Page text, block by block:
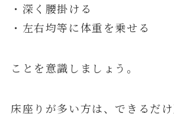
・深く腰掛ける
・左右均等に体重を乗せる
ことを意識しましょう。
床座りが多い方は、できるだ